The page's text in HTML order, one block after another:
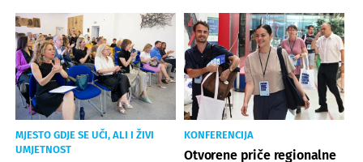
MJESTO GDJE SE UČI, ALI I ŽIVI
UMJETNOST
KONFERENCIJA
Otvorene priče regionalne